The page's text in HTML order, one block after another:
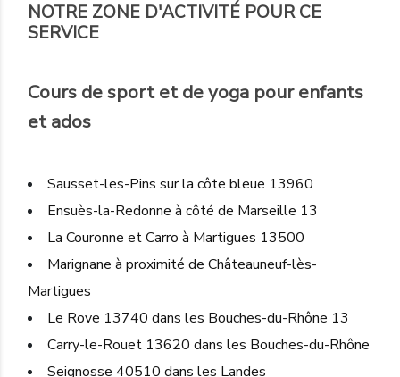
NOTRE ZONE D'ACTIVITÉ POUR CE
SERVICE
Cours de sport et de yoga pour enfants
et ados
Sausset-les-Pins sur la côte bleue 13960
Ensuès-la-Redonne à côté de Marseille 13
La Couronne et Carro à Martigues 13500
Marignane à proximité de Châteauneuf-lès-
Martigues
Le Rove 13740 dans les Bouches-du-Rhône 13
Carry-le-Rouet 13620 dans les Bouches-du-Rhône
Seignosse 40510 dans les Landes